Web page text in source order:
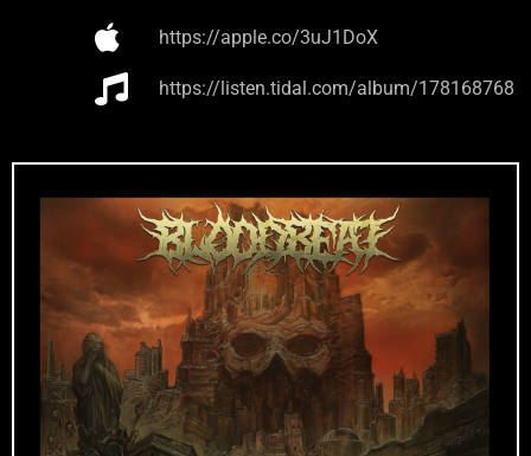
https://apple.co/3uJ1DoX
https://listen.tidal.com/album/178168768